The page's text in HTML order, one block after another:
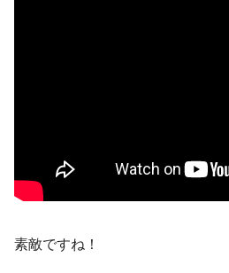
素敵ですね！